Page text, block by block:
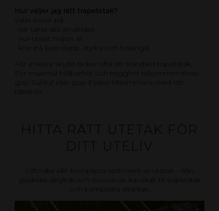
Hur väljer jag rätt trapetstak?
Valet beror på:
• var taket ska användas
• hur utsatt miljön är
• krav på ljusinsläpp, styrka och livslängd
För enklare skydd räcker ofta ett standard trapetstak.
För maximal hållbarhet och trygghet rekommenderas
gop Suntuf eller gop Esslon tillsammans med rätt
tillbehör.
HITTA RÄTT UTETAK FÖR
DITT UTELIV
Utforska vårt kompletta sortiment av utetak – från
glasklara akryltak och isolerande kanaltak till trapetstak
och kompletta altantak.